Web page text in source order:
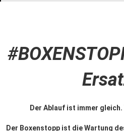
Der Ablauf ist immer
Der Boxenstopp ist die Wartung